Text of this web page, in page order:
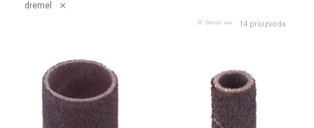
dremel
14 proizvoda
Obriši sve